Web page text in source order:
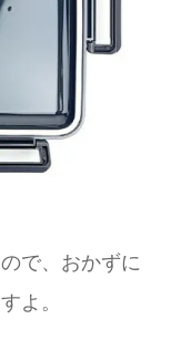
で、おかずに
よ。